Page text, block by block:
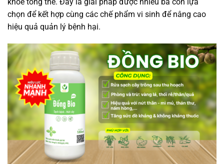
chọn để kết hợp cùng các chế phẩm vi sinh để nâng cao
hiệu quả quản lý bệnh hại.